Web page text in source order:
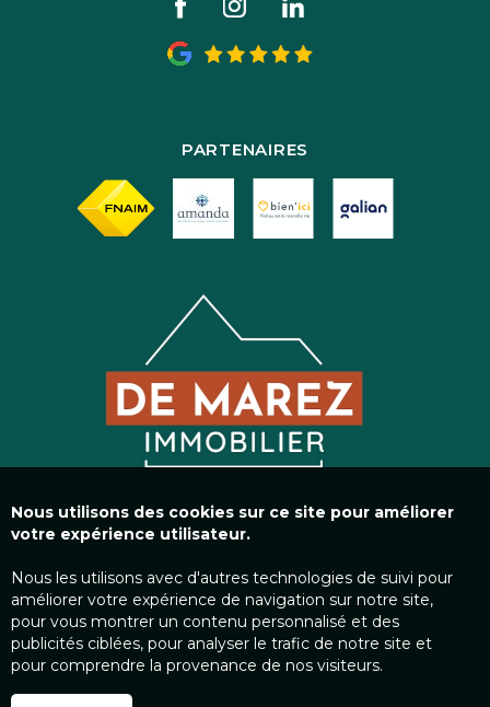
PARTENAIRES
Nous utilisons des cookies sur ce site pour améliorer
votre expérience utilisateur.
Nous les utilisons avec d'autres technologies de suivi pour
améliorer votre expérience de navigation sur notre site,
pour vous montrer un contenu personnalisé et des
publicités ciblées, pour analyser le trafic de notre site et
pour comprendre la provenance de nos visiteurs.